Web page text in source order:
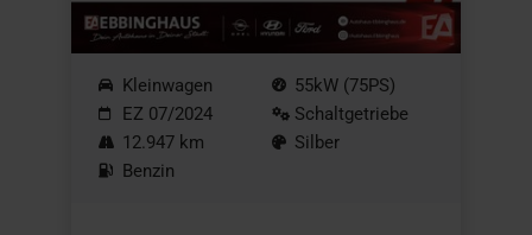
Kleinwagen
EZ 07/2024
12.947 km
Benzin
55kW (75PS)
Schaltgetriebe
Silber